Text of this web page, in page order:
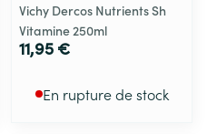
Vichy Dercos Nutrients Sh
Vitamine 250ml
11,95 €
En rupture de stock